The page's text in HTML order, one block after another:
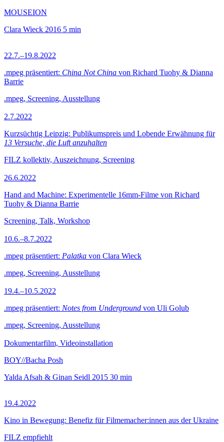
MOUSEION
Clara Wieck 2016 5 min
22.7.–19.8.2022
.mpeg präsentiert: China Not China von Richard Tuohy & Dianna
Barrie
.mpeg, Screening, Ausstellung
2.7.2022
Kurzsüchtig Leipzig: Publikumspreis und Lobende Erwähnung für
13 Versuche, die Luft anzuhalten
FILZ kollektiv, Auszeichnung, Screening
26.6.2022
Hand and Machine: Experimentelle 16mm-Filme von Richard
Tuohy & Dianna Barrie
Screening, Talk, Workshop
10.6.–8.7.2022
.mpeg präsentiert: Palatka von Clara Wieck
.mpeg, Screening, Ausstellung
19.4.–10.5.2022
.mpeg präsentiert: Notes from Underground von Uli Golub
.mpeg, Screening, Ausstellung
Dokumentarfilm, Videoinstallation
BOY//Bacha Posh
Yalda Afsah & Ginan Seidl 2015 30 min
19.4.2022
Kino in Bewegung: Benefiz für Filmemacher:innen aus der Ukraine
FILZ empfiehlt